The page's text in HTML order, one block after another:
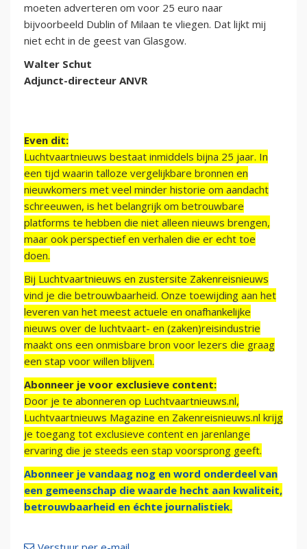
moeten adverteren om voor 25 euro naar
bijvoorbeeld Dublin of Milaan te vliegen. Dat lijkt mij
niet echt in de geest van Glasgow.
Walter Schut
Adjunct-directeur ANVR
Even dit:
Luchtvaartnieuws bestaat inmiddels bijna 25 jaar. In
een tijd waarin talloze vergelijkbare bronnen en
nieuwkomers met veel minder historie om aandacht
schreeuwen, is het belangrijk om betrouwbare
platforms te hebben die niet alleen nieuws brengen,
maar ook perspectief en verhalen die er echt toe
doen.
Bij Luchtvaartnieuws en zustersite Zakenreisnieuws
vind je die betrouwbaarheid. Onze toewijding aan het
leveren van het meest actuele en onafhankelijke
nieuws over de luchtvaart- en (zaken)reisindustrie
maakt ons een onmisbare bron voor lezers die graag
een stap voor willen blijven.
Abonneer je voor exclusieve content:
Door je te abonneren op Luchtvaartnieuws.nl,
Luchtvaartnieuws Magazine en Zakenreisnieuws.nl krijg
je toegang tot exclusieve content en jarenlange
ervaring die je steeds een stap voorsprong geeft.
Abonneer je vandaag nog en word onderdeel van
een gemeenschap die waarde hecht aan kwaliteit,
betrouwbaarheid en échte journalistiek.